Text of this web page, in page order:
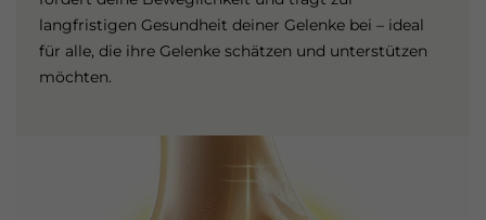
langfristigen Gesundheit deiner Gelenke bei – ideal
für alle, die ihre Gelenke schätzen und unterstützen
möchten.